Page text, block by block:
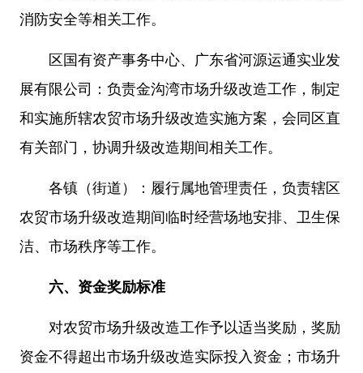
消防安全等相关工作。
区国有资产事务中心、广东省河源运通实业发
展有限公司：负责金沟湾市场升级改造工作，制定
和实施所辖农贸市场升级改造实施方案，会同区直
有关部门，协调升级改造期间相关工作。
各镇（街道）：履行属地管理责任，负责辖区
农贸市场升级改造期间临时经营场地安排、卫生保
洁、市场秩序等工作。
六、资金奖励标准
对农贸市场升级改造工作予以适当奖励，奖励
资金不得超出市场升级改造实际投入资金；市场升